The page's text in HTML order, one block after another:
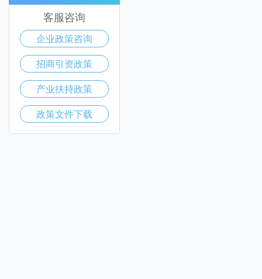
客服咨询
企业政策咨询
招商引资政策
产业扶持政策
政策文件下载